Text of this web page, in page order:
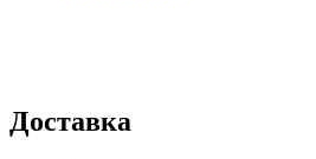
Доставка